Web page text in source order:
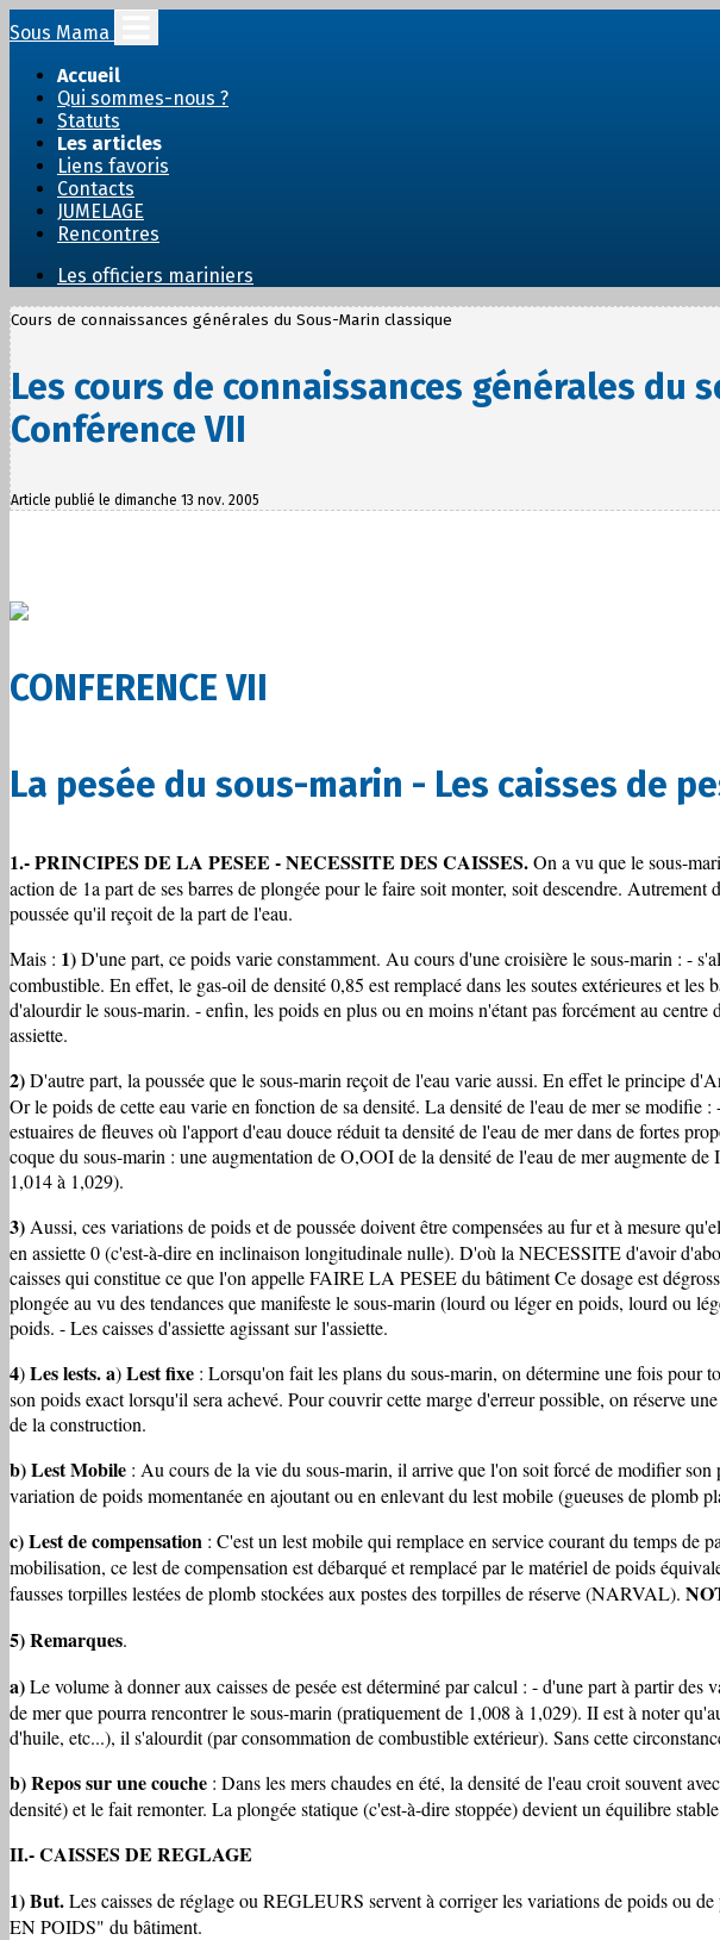
Sous Mama
Accueil
Qui sommes-nous ?
Statuts
Les articles
Liens favoris
Contacts
JUMELAGE
Rencontres
Les officiers mariniers
Cours de connaissances générales du Sous-Marin classique
Les cours de connaissances générales
Conférence VII
Article publié le dimanche 13 nov. 2005
CONFERENCE VII
La pesée du sous-marin - Les caisses de
1.- PRINCIPES DE LA PESEE - NECESSITE DES CAISSES.On a vu que le sous-
action de 1a part de ses barres de plongée pour le faire soit monter, soit descendre.
poussée qu'il reçoit de la part de l'eau.
Mais : 1)D'une part, ce poids varie constamment. Au cours d'une croisière le sous-marin : -
combustible. En effet, le gas-oil de densité 0,85 est remplacé dans les soutes extérieures et
d'alourdir le sous-marin. - enfin, les poids en plus ou en moins n'étant pas forcément au
assiette.
2)D'autre part, la poussée que le sous-marin reçoit de l'eau varie aussi. En effet le principe
Or le poids de cette eau varie en fonction de sa densité. La densité de l'eau de mer se
estuaires de fleuves où l'apport d'eau douce réduit ta densité de l'eau de mer dans de fortes
coque du sous-marin : une augmentation de O,OOI de la densité de l'eau de mer augmente
1,014 à 1,029).
3) Aussi, ces variations de poids et de poussée doivent être compensées au fur et à mesure
en assiette 0 (c'est-à-dire en inclinaison longitudinale nulle). D'où la NECESSITE d'avoir
caisses qui constitue ce que l'on appelle FAIRE LA PESEE du bâtiment Ce dosage est
plongée au vu des tendances que manifeste le sous-marin (lourd ou léger en poids, lourd ou
poids. - Les caisses d'assiette agissant sur l'assiette.
4)Les lests.a)Lest fixe : Lorsqu'on fait les plans du sous-marin, on détermine une fois pour
son poids exact lorsqu'il sera achevé. Pour couvrir cette marge d'erreur possible, on réserve
de la construction.
b) Lest Mobile : Au cours de la vie du sous-marin, il arrive que l'on soit forcé de modifier son
variation de poids momentanée en ajoutant ou en enlevant du lest mobile (gueuses de plomb
c) Lest de compensation : C'est un lest mobile qui remplace en service courant du temps de
mobilisation, ce lest de compensation est débarqué et remplacé par le matériel de poids
fausses torpilles lestées de plomb stockées aux postes des torpilles de réserve (NARVAL).
5) Remarques.
a)Le volume à donner aux caisses de pesée est déterminé par calcul : - d'une part à partir
de mer que pourra rencontrer le sous-marin (pratiquement de 1,008 à 1,029). II est à noter
d'huile, etc...), il s'alourdit (par consommation de combustible extérieur). Sans cette
b) Repos sur une couche : Dans les mers chaudes en été, la densité de l'eau croit souvent
densité) et le fait remonter. La plongée statique (c'est-à-dire stoppée) devient un équilibre
II.- CAISSES DE REGLAGE
1) But.Les caisses de réglage ou REGLEURS servent à corriger les variations de poids ou
EN POIDS" du bâtiment.